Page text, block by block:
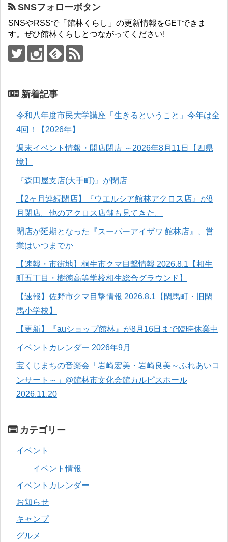
SNSフォローボタン
SNSやRSSで「館林くらし」の更新情報をGETできま
す。ぜひ館林くらしとつながってください!
新着記事
令和八年度市民大学講座「生きるということ」今年は全
4回！【2026年】
週末イベント情報・開店閉店 ～2026年8月11日【四県
境】
『森田屋支店(大手町)』が閉店
【2ヶ月連続閉店】『ウエルシア館林アクロス店』が8
月閉店。他のアクロス店舗も見てきた。
閉店が延期となった『スーパーアイザワ 館林店』、営
業はいつまでか
【速報・市街地】桐生市クマ目撃情報 2026.8.1【相生
町五丁目・樹徳高等学校相生総合グラウンド】
【速報】佐野市クマ目撃情報 2026.8.1【閑馬町・旧閑
馬小学校】
【更新】『auショップ館林』が8月16日まで臨時休業中
イベントカレンダー 2026年9月
宝くじまちの音楽会「岩崎宏美・岩崎良美～ふれあいコ
ンサート～」@館林市文化会館カルピスホール
2026.11.20
カテゴリー
イベント
イベント情報
イベントカレンダー
お知らせ
キャンプ
グルメ